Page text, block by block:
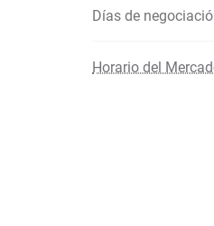
Días de
Horario del